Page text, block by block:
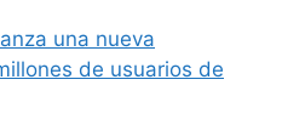
una nueva
de usuarios de